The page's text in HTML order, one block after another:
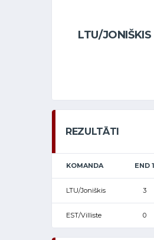
LTU/JONIŠKIS
REZULTĀTI
KOMANDA END 1
LTU/Joniškis 3
EST/Villiste 0